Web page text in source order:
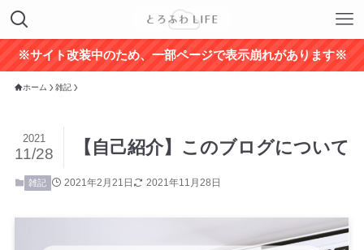
※サイト改装中のため、一部ページで表示崩れがあります※
ホーム 雑記
【自己紹介】このブログについて
2021
11/28
雑記 2021年2月21日 2021年11月28日